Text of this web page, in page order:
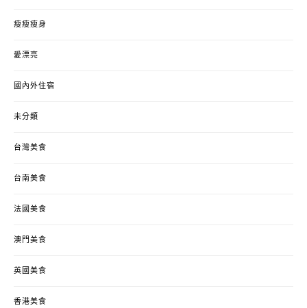
瘦瘦瘦身
愛漂亮
國內外住宿
未分類
台灣美食
台南美食
法國美食
澳門美食
英國美食
香港美食